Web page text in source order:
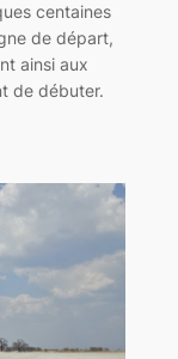
centaines
de départ,
ainsi aux
de débuter.